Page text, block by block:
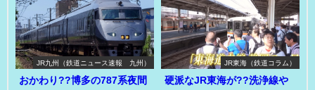
JR九州（鉄道ニュース速報 九州）
おかわり??博多の787系夜間
JR東海（鉄道コラム）
硬派なJR東海が??洗浄線や